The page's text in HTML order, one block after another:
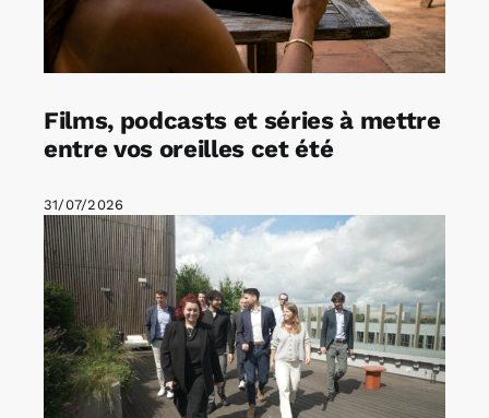
Films, podcasts et séries à mettre
entre vos oreilles cet été
31/07/2026